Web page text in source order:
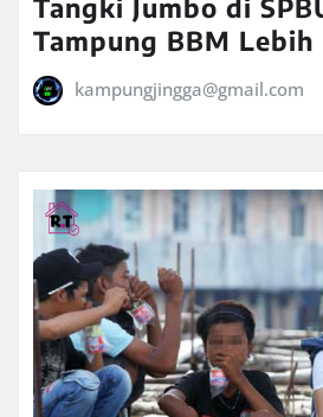
Tangki Jumbo di
Tampung BBM Lebih
kampungjingga@gmail.com